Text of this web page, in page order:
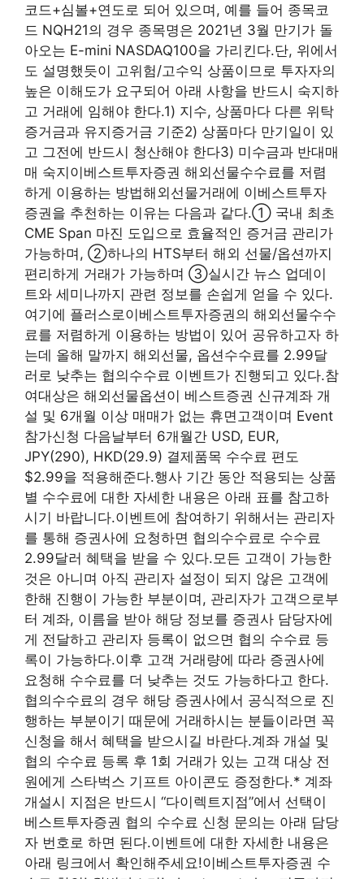
코드+심볼+연도로 되어 있으며, 예를 들어 종목코
드 NQH21의 경우 종목명은 2021년 3월 만기가 돌
아오는 E-mini NASDAQ100을 가리킨다.단, 위에서
도 설명했듯이 고위험/고수익 상품이므로 투자자의
높은 이해도가 요구되어 아래 사항을 반드시 숙지하
고 거래에 임해야 한다.1) 지수, 상품마다 다른 위탁
증거금과 유지증거금 기준2) 상품마다 만기일이 있
고 그전에 반드시 청산해야 한다3) 미수금과 반대매
매 숙지이베스트투자증권 해외선물수수료를 저렴
하게 이용하는 방법해외선물거래에 이베스트투자
증권을 추천하는 이유는 다음과 같다.① 국내 최초
CME Span 마진 도입으로 효율적인 증거금 관리가
가능하며, ②하나의 HTS부터 해외 선물/옵션까지
편리하게 거래가 가능하며 ③실시간 뉴스 업데이
트와 세미나까지 관련 정보를 손쉽게 얻을 수 있다.
여기에 플러스로이베스트투자증권의 해외선물수수
료를 저렴하게 이용하는 방법이 있어 공유하고자 하
는데 올해 말까지 해외선물, 옵션수수료를 2.99달
러로 낮추는 협의수수료 이벤트가 진행되고 있다.참
여대상은 해외선물옵션이 베스트증권 신규계좌 개
설 및 6개월 이상 매매가 없는 휴면고객이며 Event
참가신청 다음날부터 6개월간 USD, EUR,
JPY(290), HKD(29.9) 결제품목 수수료 편도
$2.99을 적용해준다.행사 기간 동안 적용되는 상품
별 수수료에 대한 자세한 내용은 아래 표를 참고하
시기 바랍니다.이벤트에 참여하기 위해서는 관리자
를 통해 증권사에 요청하면 협의수수료로 수수료
2.99달러 혜택을 받을 수 있다.모든 고객이 가능한
것은 아니며 아직 관리자 설정이 되지 않은 고객에
한해 진행이 가능한 부분이며, 관리자가 고객으로부
터 계좌, 이름을 받아 해당 정보를 증권사 담당자에
게 전달하고 관리자 등록이 없으면 협의 수수료 등
록이 가능하다.이후 고객 거래량에 따라 증권사에
요청해 수수료를 더 낮추는 것도 가능하다고 한다.
협의수수료의 경우 해당 증권사에서 공식적으로 진
행하는 부분이기 때문에 거래하시는 분들이라면 꼭
신청을 해서 혜택을 받으시길 바란다.계좌 개설 및
협의 수수료 등록 후 1회 거래가 있는 고객 대상 전
원에게 스타벅스 기프트 아이콘도 증정한다.* 계좌
개설시 지점은 반드시 “다이렉트지점”에서 선택이
베스트투자증권 협의 수수료 신청 문의는 아래 담당
자 번호로 하면 된다.이벤트에 대한 자세한 내용은
아래 링크에서 확인해주세요!이베스트투자증권 수